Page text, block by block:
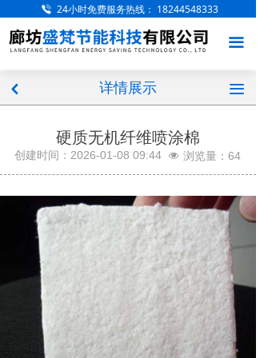
끀
网站首页
关于我们
产品展示
服务项目
厂房厂区
新闻中心
访客留言
联系我们
24小时免费服务热线： 18244548333
详情展示
낒 끀
硬质无机纤维喷涂棉
创建时间： 2026-01-08 09:44 넶 浏览量： 64